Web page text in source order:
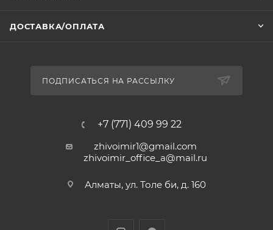
ДОСТАВКА/ОПЛАТА
ПОДПИСАТЬСЯ НА РАССЫЛКУ
+7 (771) 409 99 22
zhivoimir1@gmail.com
zhivoimir_office_a@mail.ru
Алматы, ул. Толе би, д. 160